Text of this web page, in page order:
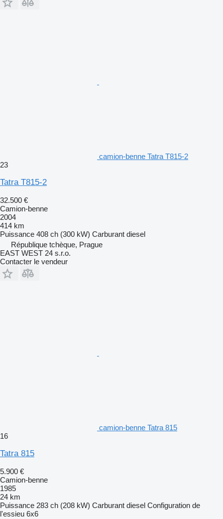
camion-benne Tatra T815-2
23
Tatra T815-2
32.500 €
Camion-benne
2004
414 km
Puissance 408 ch (300 kW) Carburant diesel
République tchèque, Prague
EAST WEST 24 s.r.o.
Contacter le vendeur
camion-benne Tatra 815
16
Tatra 815
5.900 €
Camion-benne
1985
24 km
Puissance 283 ch (208 kW) Carburant diesel Configuration de
l'essieu 6x6